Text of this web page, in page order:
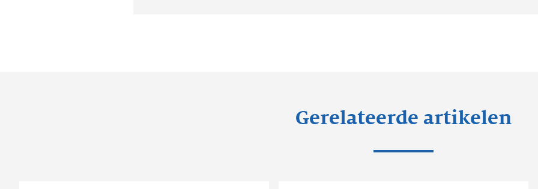
Gerelateerde artikelen